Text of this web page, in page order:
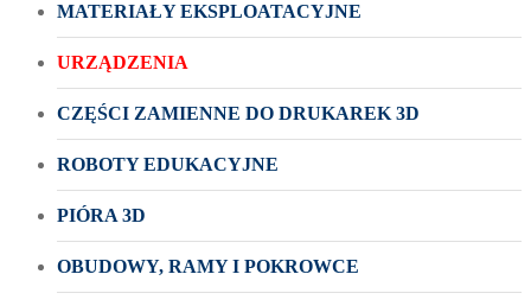
MATERIAŁY EKSPLOATACYJNE
URZĄDZENIA
CZĘŚCI ZAMIENNE DO DRUKAREK 3D
ROBOTY EDUKACYJNE
PIÓRA 3D
OBUDOWY, RAMY I POKROWCE